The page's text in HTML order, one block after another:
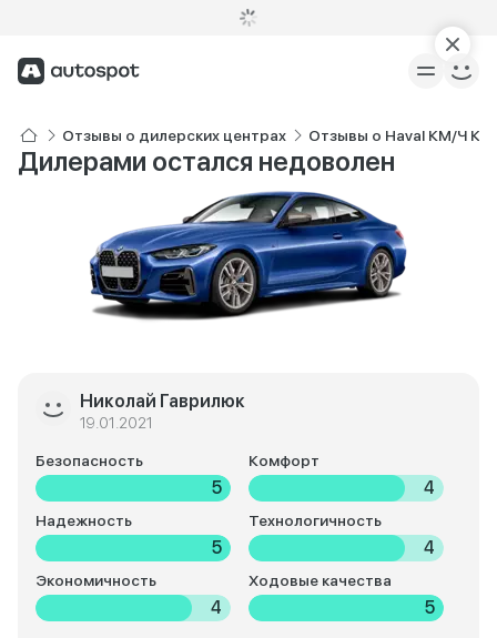
Отзывы о дилерских центрах Отзывы о Haval КМ/Ч
Дилерами остался недоволен
Николай Гаврилюк
19.01.2021
Безопасность
5
Комфорт
4
Надежность
5
Технологичность
4
Экономичность
4
Ходовые качества
5